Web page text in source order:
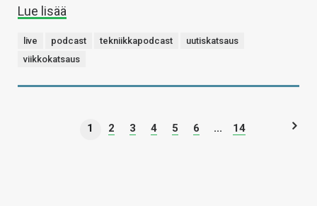
Lue lisää
live podcast tekniikkapodcast
uutiskatsaus
viikkokatsaus
1 2 3 4 5 6 ... 14